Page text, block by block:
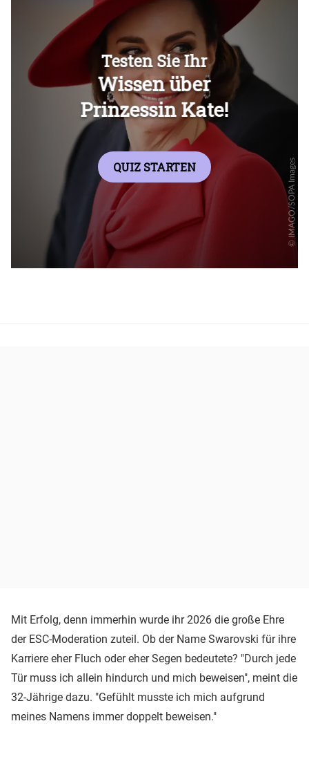
Überspringen
Mit Erfolg, denn immerhin wurde ihr 2026 die große Ehre
der ESC-Moderation zuteil. Ob der Name Swarovski für ihre
Karriere eher Fluch oder eher Segen bedeutete? "Durch jede
Tür muss ich allein hindurch und mich beweisen", meint die
32-Jährige dazu. "Gefühlt musste ich mich aufgrund
meines Namens immer doppelt beweisen."